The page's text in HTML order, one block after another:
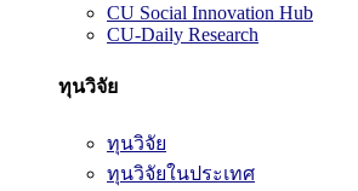
CU Social Innovation Hub
CU-Daily Research
ทุนวิจัย
ทุนวิจัย
ทุนวิจัยในประเทศ